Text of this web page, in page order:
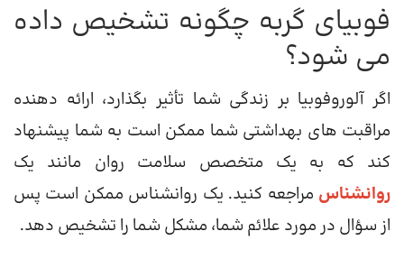
فوبیای گربه چگونه تشخیص داده
می شود؟
اگر آلوروفوبیا بر زندگی شما تأثیر بگذارد، ارائه دهنده
مراقبت های بهداشتی شما ممکن است به شما پیشنهاد
کند که به یک متخصص سلامت روان مانند یک
روانشناس مراجعه کنید. یک روانشناس ممکن است پس
از سؤال در مورد علائم شما، مشکل شما را تشخیص دهد.